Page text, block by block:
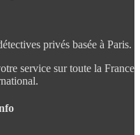
privés basée à Paris.
service sur toute la France